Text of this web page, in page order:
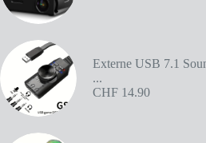
Externe USB 7.1
...
CHF 14.90